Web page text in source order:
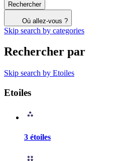
Rechercher
Où allez-vous ?
Skip search by categories
Rechercher par
Skip search by Etoiles
Etoiles
3 étoiles